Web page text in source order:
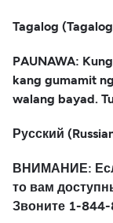
Tagalog
PAUNAWA:
kang gumamit
walang bayad.
Русский
ВНИМАНИЕ:
то вам
Звоните 1-